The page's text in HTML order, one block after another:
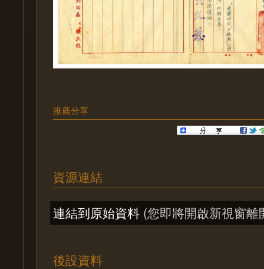
推薦分享
資源連結
連結到原始資料 (您即將開啟新視窗離
後設資料